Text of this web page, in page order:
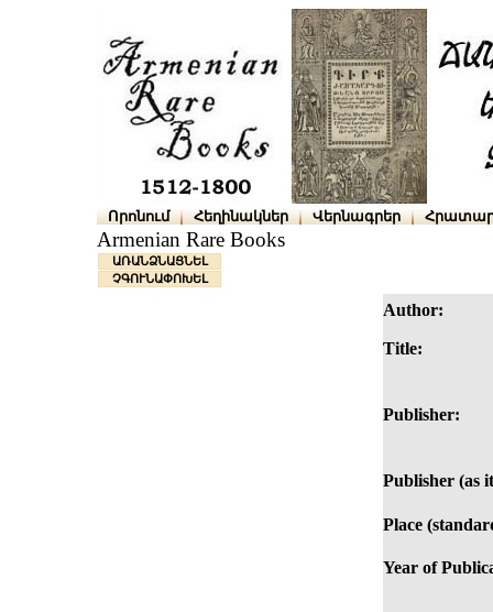
Որոնում Հեղինակներ Վերնագրեր
Armenian Rare Books
ԱՌԱՆՁՆԱՑՆԵԼ
ՉԳՈՒՆԱՓՈԽԵԼ
Author:
Title:
Publisher:
Publisher (as
Place
Year of